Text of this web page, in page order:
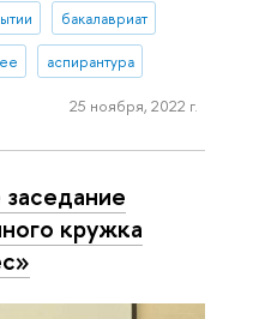
бакалавриат
аспирантура
25 ноября, 2022 г.
кружка